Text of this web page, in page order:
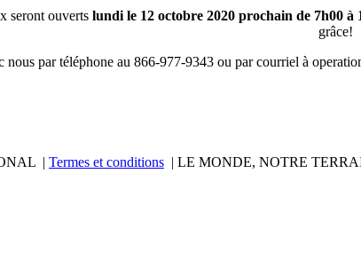
seront ouverts lundi le 12 octobre 2020 prochain de 7h00 à
grâce!
nous par téléphone au 866-977-9343 ou par courriel à
| Termes et conditions | LE MONDE, NOTRE